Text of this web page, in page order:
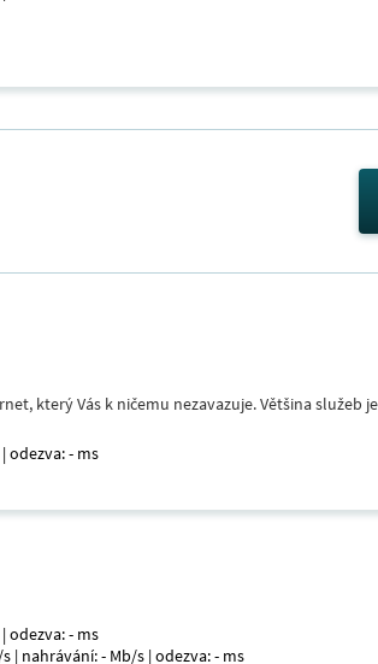
který Vás k ničemu nezavazuje. Většina služeb
odezva: - ms
odezva: - ms
| nahrávání: - Mb/s | odezva: - ms